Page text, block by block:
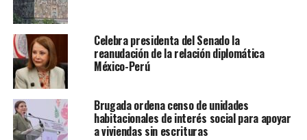
Celebra presidenta del Senado la
reanudación de la relación diplomática
México-Perú
Brugada ordena censo de unidades
habitacionales de interés social para apoyar
a viviendas sin escrituras